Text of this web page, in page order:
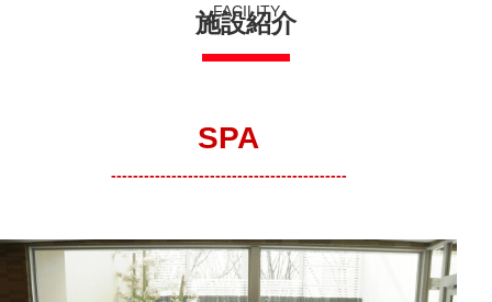
FACILITY
施設紹介
SPA
-------------------------------------------